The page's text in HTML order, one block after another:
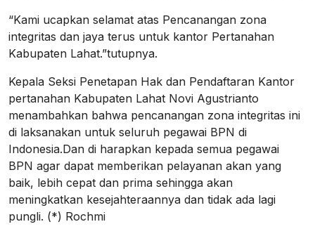
“Kami ucapkan selamat atas Pencanangan zona
integritas dan jaya terus untuk kantor Pertanahan
Kabupaten Lahat.”tutupnya.
Kepala Seksi Penetapan Hak dan Pendaftaran Kantor
pertanahan Kabupaten Lahat Novi Agustrianto
menambahkan bahwa pencanangan zona integritas ini
di laksanakan untuk seluruh pegawai BPN di
Indonesia.Dan di harapkan kepada semua pegawai
BPN agar dapat memberikan pelayanan akan yang
baik, lebih cepat dan prima sehingga akan
meningkatkan kesejahteraannya dan tidak ada lagi
pungli. (*) Rochmi